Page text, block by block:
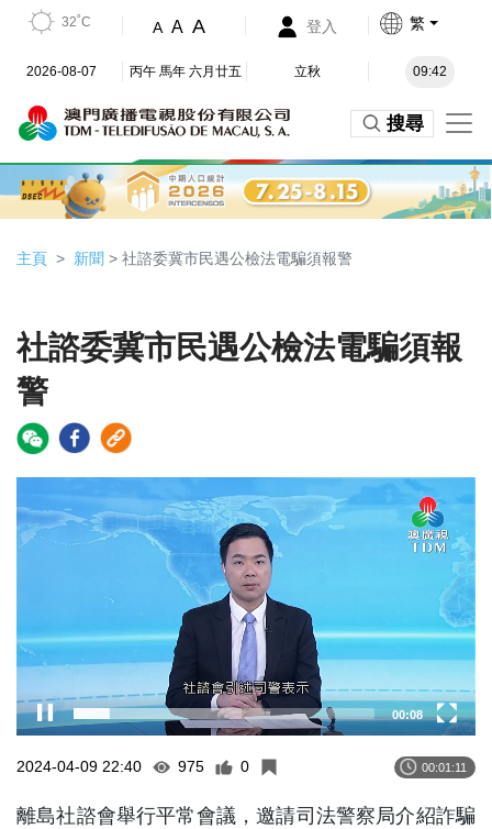
32˚C A A A 登入 繁
2026-08-07 丙午 馬年 六月廿五 立秋 09:42
搜尋
主頁 新聞 > 社諮委冀市民遇公檢法電騙須報警
社諮委冀市民遇公檢法電騙須報
警
Player
00:09
2024-04-09 22:40 975 0 00:01:11
離島社諮會舉行平常會議，邀請司法警察局介紹詐騙